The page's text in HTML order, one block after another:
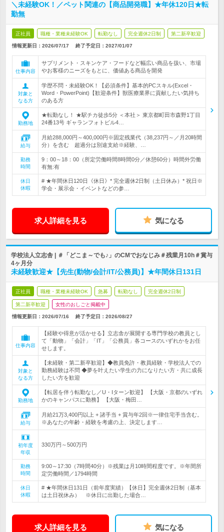
＼未経験OK！／ペット関連の【商品開発職】★年休120日★転
勤無
正社員 職種・業種未経験OK 転勤なし 完全週休2日制 第二新卒歓迎
情報更新日：2026/07/17 終了予定日： 2027/01/07
仕事内容
サプリメント・スキンケア・フードなど幅広い商品を扱い、市場
やお客様のニーズをもとに、価値ある商品を開発
対象と
なる方
学歴不問・未経験OK！【必須条件】基本的PCスキル(Excel・
Word・PowerPoint)【歓迎条件】獣医療業界に貢献したい気持ち
のある方
勤務地
★転勤なし！ ★駅チカ徒歩5分 ＜本社＞ 東京都町田市森野1丁目
24番13号 ギャランフォトビル4…
給与
月給288,000円～400,000円※固定残業代（38,237円～／月20時間
分）を含む 超過分は別途支給※経験、…
勤務
時間
9：00～18：00（所定労働時間8時間0分／休憩60分）時間外労働
有無:有
休日
休暇
# ★年間休日120日《休日》* 完全週休2日制（土日休み）* 祝日※
学会・展示会・イベントなどの参…
求人詳細を見る 気になる
学校法人立志舎 | ＃「どこま～でも♪」のCMでおなじみ＃残業月10h＃賞与
4ヶ月分
未経験歓迎★【先生(動物/会計/IT/公務員)】★年間休日131日
正社員 職種・業種未経験OK 急募 転勤なし 完全週休2日制
第二新卒歓迎 女性のおしごと掲載中
情報更新日：2026/07/16 終了予定日： 2026/08/27
仕事内容
【経験や得意が活かせる】立志舎が展開する専門学校の教員とし
て「動物」「会計」「IT」「公務員」各コースのいずれかをお任
せします。
対象と
なる方
【未経験・第二新卒歓迎】◆教員免許・教員経験・学校法人での
勤務経験は不問 ◆夢を叶えたい学生の力になりたい方・共に成長
したい方を歓迎
勤務地
【転居を伴う転勤なし／U・Iターン歓迎】 【大阪・京都のいずれ
かのキャンパスに勤務】 【大阪・梅田…
給与
月給21万3,400円以上 + 諸手当 + 賞与年2回※一律住宅手当含む。
※あなたの年齢・経験を考慮の上、決定します…
初年度
年収
330万円～500万円
勤務
時間
9:00～17:30（7時間40分）※残業は月10時間程度です。※年間所
定労働時間／1794時間
休日
休暇
# ★年間休日131日（前年度実績）【休日】完全週休2日制（基本
は土日祝休み） ※休日に出勤した場合…
求人詳細を見る 気になる